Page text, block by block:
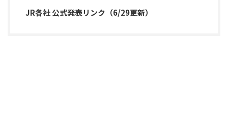
JR各社 公式発表リンク（6/29更新）